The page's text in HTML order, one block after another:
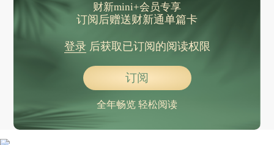
财新mini+会员专享
订阅后赠送财新通单篇卡
登录后获取已订阅的阅读权限
订阅
全年畅览 轻松阅读